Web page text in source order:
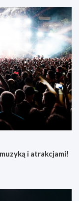
i atrakcjami!